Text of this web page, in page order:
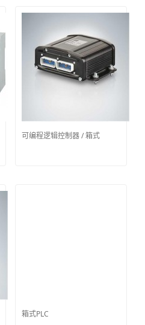
可编程逻辑控制器 / 箱式
箱式PLC